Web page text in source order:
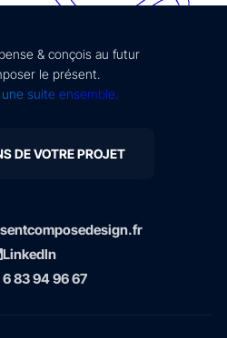
& conçois au futur
le présent.
suite ensemble.
DE VOTRE PROJET
LinkedIn
83 94 96 67